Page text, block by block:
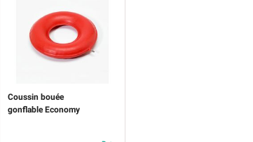
Coussin bouée
gonflable Economy